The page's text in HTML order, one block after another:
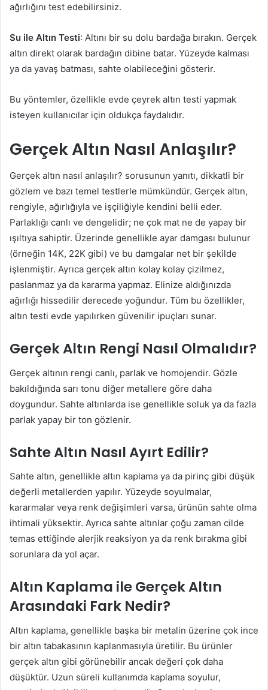
ağırlığını test edebilirsiniz.
Su ile Altın Testi: Altını bir su dolu bardağa bırakın. Gerçek
altın direkt olarak bardağın dibine batar. Yüzeyde kalması
ya da yavaş batması, sahte olabileceğini gösterir.
Bu yöntemler, özellikle evde çeyrek altın testi yapmak
isteyen kullanıcılar için oldukça faydalıdır.
Gerçek Altın Nasıl Anlaşılır?
Gerçek altın nasıl anlaşılır? sorusunun yanıtı, dikkatli bir
gözlem ve bazı temel testlerle mümkündür. Gerçek altın,
rengiyle, ağırlığıyla ve işçiliğiyle kendini belli eder.
Parlaklığı canlı ve dengelidir; ne çok mat ne de yapay bir
ışıltıya sahiptir. Üzerinde genellikle ayar damgası bulunur
(örneğin 14K, 22K gibi) ve bu damgalar net bir şekilde
işlenmiştir. Ayrıca gerçek altın kolay kolay çizilmez,
paslanmaz ya da kararma yapmaz. Elinize aldığınızda
ağırlığı hissedilir derecede yoğundur. Tüm bu özellikler,
altın testi evde yapılırken güvenilir ipuçları sunar.
Gerçek Altın Rengi Nasıl Olmalıdır?
Gerçek altının rengi canlı, parlak ve homojendir. Gözle
bakıldığında sarı tonu diğer metallere göre daha
doygundur. Sahte altınlarda ise genellikle soluk ya da fazla
parlak yapay bir ton gözlenir.
Sahte Altın Nasıl Ayırt Edilir?
Sahte altın, genellikle altın kaplama ya da pirinç gibi düşük
değerli metallerden yapılır. Yüzeyde soyulmalar,
kararmalar veya renk değişimleri varsa, ürünün sahte olma
ihtimali yüksektir. Ayrıca sahte altınlar çoğu zaman cilde
temas ettiğinde alerjik reaksiyon ya da renk bırakma gibi
sorunlara da yol açar.
Altın Kaplama ile Gerçek Altın
Arasındaki Fark Nedir?
Altın kaplama, genellikle başka bir metalin üzerine çok ince
bir altın tabakasının kaplanmasıyla üretilir. Bu ürünler
gerçek altın gibi görünebilir ancak değeri çok daha
düşüktür. Uzun süreli kullanımda kaplama soyulur,